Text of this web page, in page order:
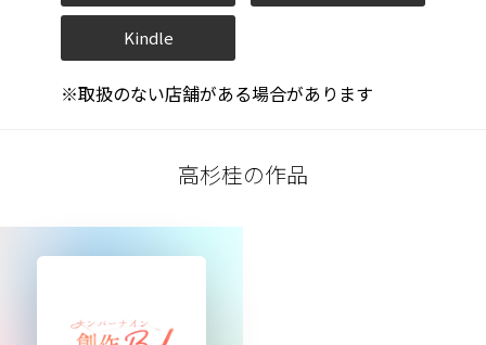
Kindle
※取扱のない店舗がある場合があります
高杉桂の作品